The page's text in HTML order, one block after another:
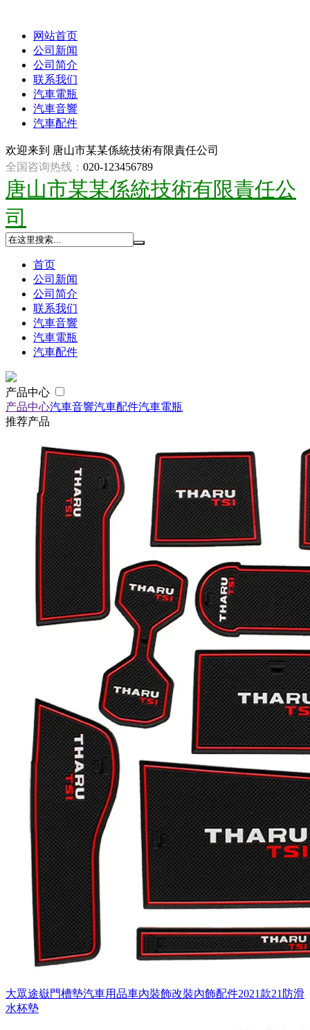
网站首页
公司新闻
公司简介
联系我们
汽車電瓶
汽車音響
汽車配件
欢迎来到 唐山市某某係統技術有限責任公司
全国咨询热线： 020-123456789
唐山市某某係統技術有限責任公
司
首页
公司新闻
公司简介
联系我们
汽車音響
汽車電瓶
汽車配件
产品中心
产品中心汽車音響汽車配件汽車電瓶
推荐产品
大眾途嶽門槽墊汽車用品車內裝飾改裝內飾配件2021款21防滑
水杯墊